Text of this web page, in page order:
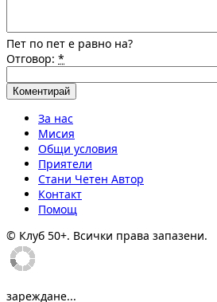
Пет по пет е равно на?
Отговор: *
За нас
Мисия
Общи условия
Приятели
Стани Четен Автор
Контакт
Помощ
© Клуб 50+. Всички права запазени.
зареждане...